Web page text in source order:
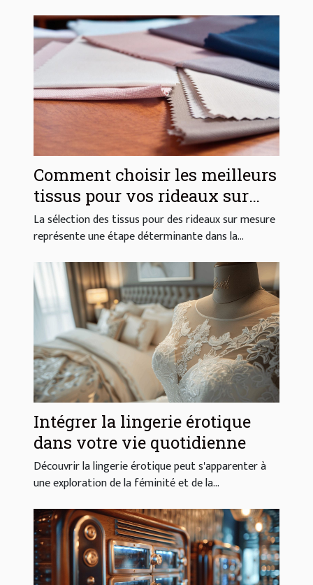
Comment choisir les meilleurs
tissus pour vos rideaux sur
mesure ?
La sélection des tissus pour des rideaux sur mesure
représente une étape déterminante dans la...
Intégrer la lingerie érotique
dans votre vie quotidienne
Découvrir la lingerie érotique peut s'apparenter à
une exploration de la féminité et de la...